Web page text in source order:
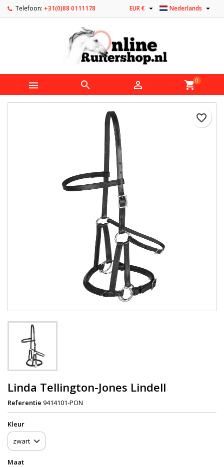
Telefoon: +31(0)88 0111178 Nederlands 
EUR € 
   shopping_cart0
favorite_border
Linda Tellington-Jones Lindell
Referentie 9414101-PON
Kleur
Maat